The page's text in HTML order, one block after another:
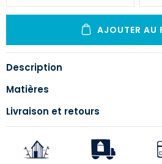
AJOUTER AU
Description
Matières
Livraison et retours